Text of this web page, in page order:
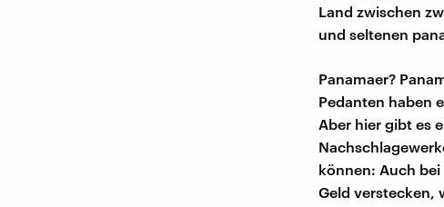
Land zwischen
und seltenen
Panamaer?
Pedanten haben
Aber hier gibt es
können: Auch
Geld verstecken,